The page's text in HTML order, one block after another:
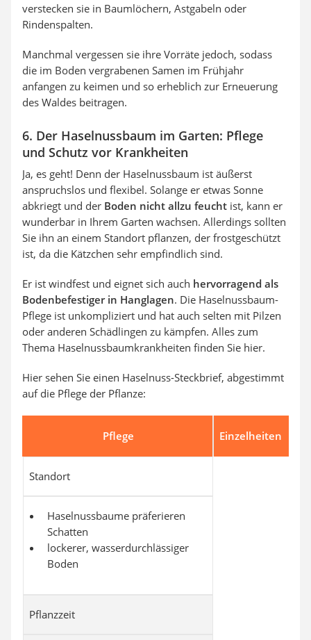
verstecken sie in Baumlöchern, Astgabeln oder
Rindenspalten.
Manchmal vergessen sie ihre Vorräte jedoch, sodass
die im Boden vergrabenen Samen im Frühjahr
anfangen zu keimen und so erheblich zur Erneuerung
des Waldes beitragen.
6. Der Haselnussbaum im Garten: Pflege
und Schutz vor Krankheiten
Ja, es geht! Denn der Haselnussbaum ist äußerst
anspruchslos und flexibel. Solange er etwas Sonne
abkriegt und der Boden nicht allzu feucht ist, kann er
wunderbar in Ihrem Garten wachsen. Allerdings sollten
Sie ihn an einem Standort pflanzen, der frostgeschützt
ist, da die Kätzchen sehr empfindlich sind.
Er ist windfest und eignet sich auch hervorragend als
Bodenbefestiger in Hanglagen. Die Haselnussbaum-
Pflege ist unkompliziert und hat auch selten mit Pilzen
oder anderen Schädlingen zu kämpfen. Alles zum
Thema Haselnussbaumkrankheiten finden Sie hier.
Hier sehen Sie einen Haselnuss-Steckbrief, abgestimmt
auf die Pflege der Pflanze:
Pflege Einzelheiten
Standort
Haselnussbaume präferieren
Schatten
lockerer, wasserdurchlässiger
Boden
Pflanzzeit